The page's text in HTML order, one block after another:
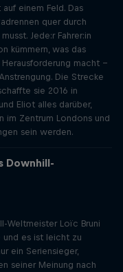
einem Feld. Das
quer durch
Jede:r Fahrer:in
kümmern, was das
macht -
Die Strecke
sie 2016 in
Eliot alles darüber,
im Zentrum Londons und
sein werden.
Downhill-
Weltmeister Loïc Bruni
und es ist leicht zu
ein Seriensieger,
seiner Meinung nach